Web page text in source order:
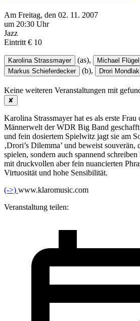
Am Freitag, den 02. 11. 2007
um 20:30 Uhr
Jazz
Eintritt € 10
Karolina Strassmayer (as), Michael Flügel
Markus Schieferdecker (b), Drori Mondlak
Keine weiteren Veranstaltungen mit
✘
Karolina Strassmayer hat es als erste Frau
Männerwelt der WDR Big Band
und fein dosiertem Spielwitz jagt sie am
‚Drori’s Dilemma’ und beweist souverän,
spielen, sondern auch spannend
mit druckvollen aber fein nuancierten
Virtuosität und hohe Sensibilität.
(->) www.klaromusic.com
Veranstaltung teilen: